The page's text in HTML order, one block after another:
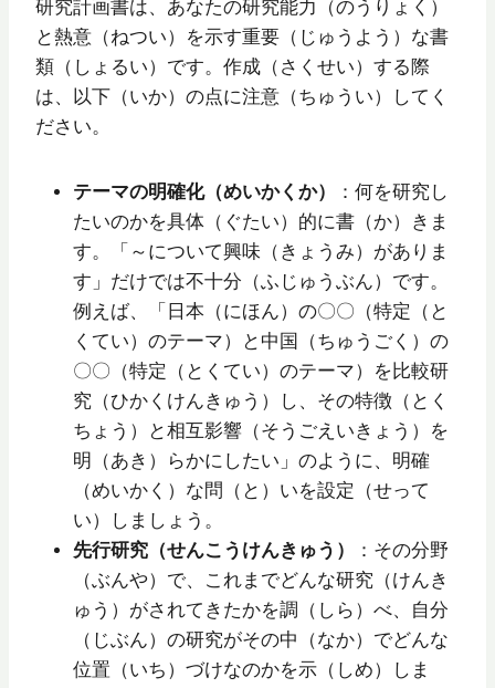
研究計画書は、あなたの研究能力（のうりょく）
と熱意（ねつい）を示す重要（じゅうよう）な書
類（しょるい）です。作成（さくせい）する際
は、以下（いか）の点に注意（ちゅうい）してく
ださい。
テーマの明確化（めいかくか）
：何を研究し
たいのかを具体（ぐたい）的に書（か）きま
す。「～について興味（きょうみ）がありま
す」だけでは不十分（ふじゅうぶん）です。
例えば、「日本（にほん）の〇〇（特定（と
くてい）のテーマ）と中国（ちゅうごく）の
〇〇（特定（とくてい）のテーマ）を比較研
究（ひかくけんきゅう）し、その特徴（とく
ちょう）と相互影響（そうごえいきょう）を
明（あき）らかにしたい」のように、明確
（めいかく）な問（と）いを設定（せって
い）しましょう。
先行研究（せんこうけんきゅう）
：その分野
（ぶんや）で、これまでどんな研究（けんき
ゅう）がされてきたかを調（しら）べ、自分
（じぶん）の研究がその中（なか）でどんな
位置（いち）づけなのかを示（しめ）しま